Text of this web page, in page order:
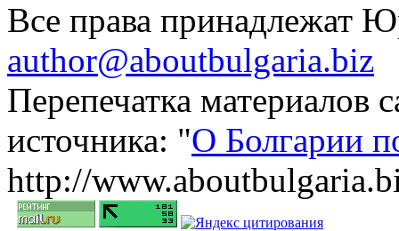
Все права принадлежат
author@aboutbulgaria.biz
Перепечатка материалов
источника: "О Болгарии
http://